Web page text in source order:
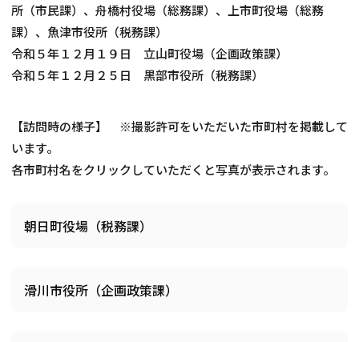
所（市民課）、舟橋村役場（総務課）、上市町役場（総務
課）、魚津市役所（税務課）
令和５年１２月１９日 立山町役場（企画政策課）
令和５年１２月２５日 黒部市役所（税務課）
【訪問時の様子】 ※撮影許可をいただいた市町村を掲載して
います。
各市町村名をクリックしていただくと写真が表示されます。
朝日町役場（税務課）
滑川市役所（企画政策課）